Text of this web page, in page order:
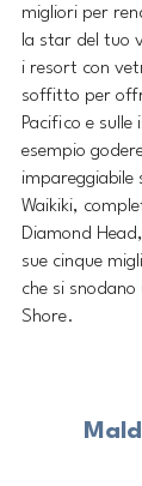
migliori per
la star del tuo
i resort con
soffitto per
Pacifico e
esempio
impareggiabile
Waikiki,
Diamond
sue cinque
che si
Shore.